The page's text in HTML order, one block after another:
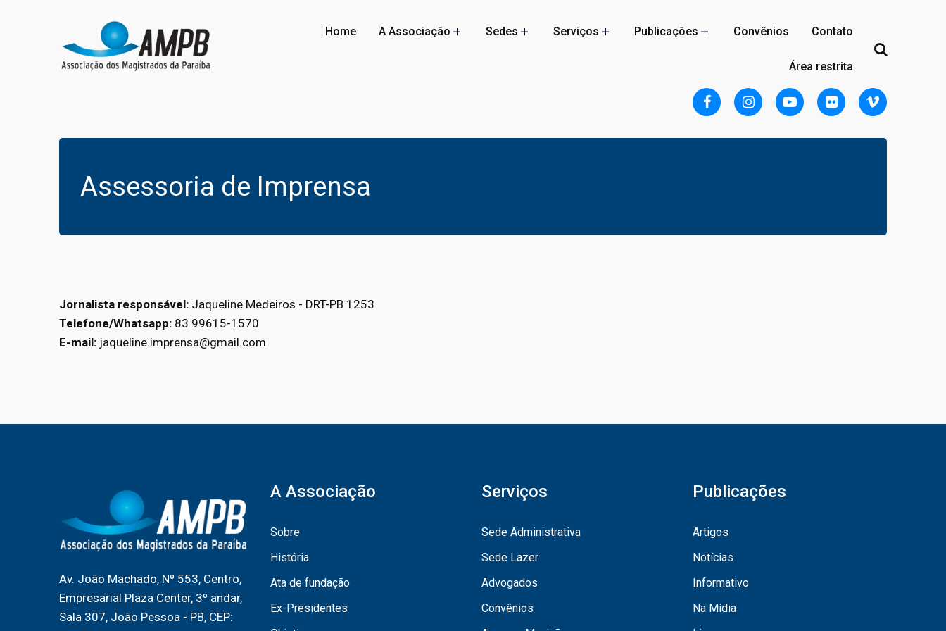
Home A Associação Sedes
Localização
Serviços Publicações Convênios Contato
Área restrita
Assessoria de Imprensa
Jornalista responsável: Jaqueline Medeiros - DRT-PB 1253
Telefone/Whatsapp: 83 99615-1570
E-mail: jaqueline.imprensa@gmail.com
Av. João Machado, Nº 553, Centro,
Empresarial Plaza Center, 3º andar,
Sala 307, João Pessoa - PB, CEP:
A Associação
Sobre
História
Ata de fundação
Ex-Presidentes
Serviços
Sede Administrativa
Sede Lazer
Advogados
Convênios
Publicações
Artigos
Notícias
Informativo
Na Mídia